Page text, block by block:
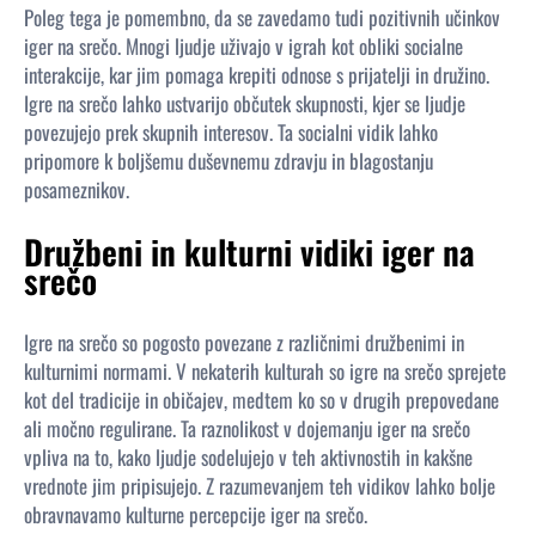
Poleg tega je pomembno, da se zavedamo tudi pozitivnih učinkov
iger na srečo. Mnogi ljudje uživajo v igrah kot obliki socialne
interakcije, kar jim pomaga krepiti odnose s prijatelji in družino.
Igre na srečo lahko ustvarijo občutek skupnosti, kjer se ljudje
povezujejo prek skupnih interesov. Ta socialni vidik lahko
pripomore k boljšemu duševnemu zdravju in blagostanju
posameznikov.
Družbeni in kulturni vidiki iger na
srečo
Igre na srečo so pogosto povezane z različnimi družbenimi in
kulturnimi normami. V nekaterih kulturah so igre na srečo sprejete
kot del tradicije in običajev, medtem ko so v drugih prepovedane
ali močno regulirane. Ta raznolikost v dojemanju iger na srečo
vpliva na to, kako ljudje sodelujejo v teh aktivnostih in kakšne
vrednote jim pripisujejo. Z razumevanjem teh vidikov lahko bolje
obravnavamo kulturne percepcije iger na srečo.